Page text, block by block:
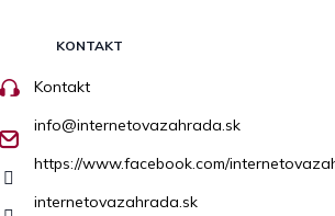
KONTAKT
Kontakt
info@internetovazahrada.sk
https://www.facebook.com/
internetovazahrada.sk